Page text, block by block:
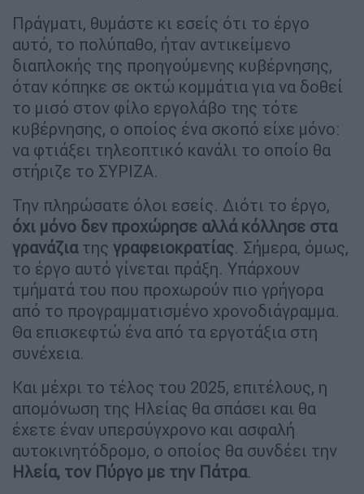
Πράγματι, θυμάστε κι εσείς ότι το έργο
αυτό, το πολύπαθο, ήταν αντικείμενο
διαπλοκής της προηγούμενης κυβέρνησης,
όταν κόπηκε σε οκτώ κομμάτια για να δοθεί
το μισό στον φίλο εργολάβο της τότε
κυβέρνησης, ο οποίος ένα σκοπό είχε μόνο:
να φτιάξει τηλεοπτικό κανάλι το οποίο θα
στήριζε το ΣΥΡΙΖΑ.
Την πληρώσατε όλοι εσείς. Διότι το έργο,
όχι μόνο δεν προχώρησε αλλά κόλλησε στα
γρανάζιατης γραφειοκρατίας. Σήμερα, όμως,
το έργο αυτό γίνεται πράξη. Υπάρχουν
τμήματά του που προχωρούν πιο γρήγορα
από το προγραμματισμένο χρονοδιάγραμμα.
Θα επισκεφτώ ένα από τα εργοτάξια στη
συνέχεια.
Και μέχρι το τέλος του 2025, επιτέλους, η
απομόνωση της Ηλείας θα σπάσει και θα
έχετε έναν υπερσύγχρονο και ασφαλή
αυτοκινητόδρομο, ο οποίος θα συνδέει την
Ηλεία, τον Πύργο με την Πάτρα.